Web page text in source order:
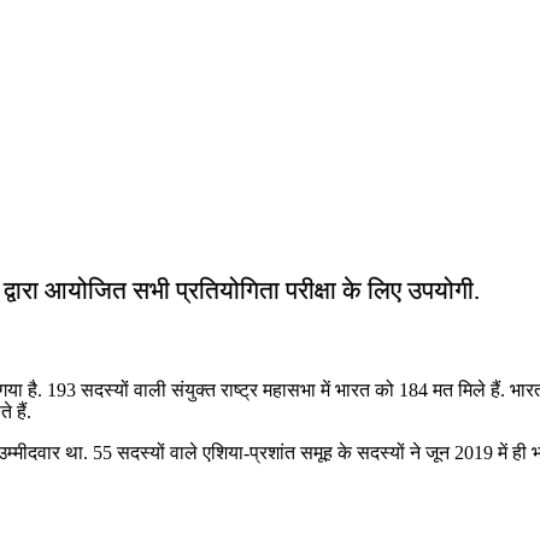
आयोजित सभी प्रतियोगिता परीक्षा के लिए उपयोगी.
है. 193 सदस्‍यों वाली संयुक्‍त राष्ट्र महासभा में भारत को 184 मत मिले हैं.
हैं.
था. 55 सदस्‍यों वाले एशिया-प्रशांत समूह के सदस्‍यों ने जून 2019 में ही